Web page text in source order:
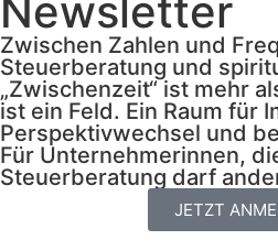
Newsletter
Zwischen Zahlen und
Steuerberatung und
„Zwischenzeit“ ist mehr
ist ein Feld. Ein Raum für
Perspektivwechsel und
Für Unternehmerinnen,
Steuerberatung darf
JETZT